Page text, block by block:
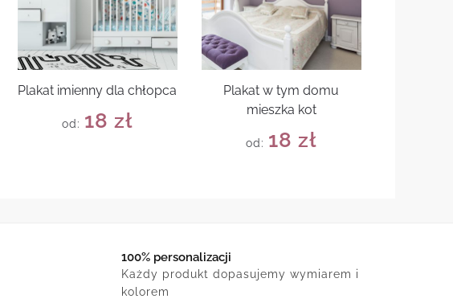
Plakat imienny dla chłopca
od: 18zł
Plakat w tym domu
mieszka kot
od: 18zł
100% personalizacji
Każdy produkt dopasujemy wymiarem i
kolorem